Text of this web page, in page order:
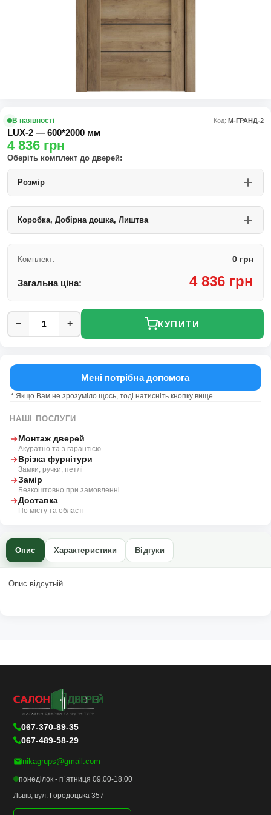
В наявності Код: М-ГРАНД-2
LUX-2 — 600*2000 мм
4 836 грн
Оберіть комплект до дверей:
Розмір
Коробка, Добірна дошка, Лиштва
Комплект: 0 грн
Загальна ціна: 4 836 грн
− + КУПИТИ
Мені потрібна допомога
* Якщо Вам не зрозуміло щось, тоді натисніть кнопку вище
НАШІ ПОСЛУГИ
Монтаж дверей
Акуратно та з гарантією
Врізка фурнітури
Замки, ручки, петлі
Замір
Безкоштовно при замовленні
Доставка
По місту та області
Опис Характеристики Відгуки
Опис відсутній.
067-370-89-35
067-489-58-29
nikagrups@gmail.com
понеділок - п`ятниця 09.00-18.00
Львів, вул. Городоцька 357